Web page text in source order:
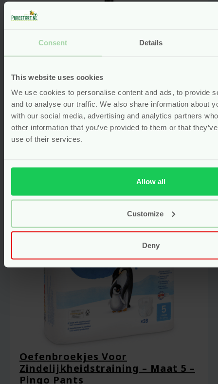
Consent Details
This website uses cookies
We use cookies to personalise content and ads, to provide
and to analyse our traffic. We also share information about
with our social media, advertising and analytics partners
other information that you’ve provided to them or that
use of their services.
Allow all
Customize
Deny
browser voor de volgende keer wanneer ik
Calendula Olie – Biologisch – 100
ml – Natural Heroes
Bekijken
Oefenbroekjes Voor
Zindelijkheidstraining – Maat 5 –
Pingo Pants